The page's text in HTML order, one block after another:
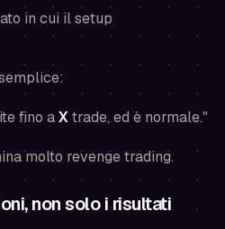
in cui il setup
fino aXtrade, ed è normale."
molto revenge trading.
non solo i risultati